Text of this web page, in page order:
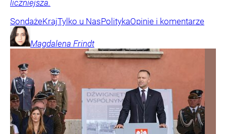
liczniejsza.
SondażeKrajTylko u NasPolitykaOpinie i komentarze
Magdalena Frindt